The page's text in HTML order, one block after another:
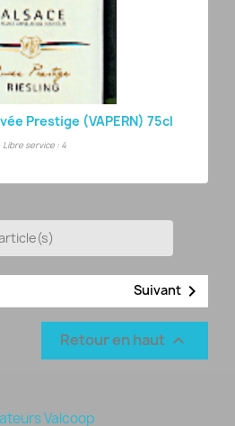
Prestige (VAPERN) 75cl
Libre service : 4
Suivant 
Retour en haut 
Valcoop